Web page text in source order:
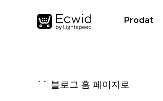
Prodat
`` 블로그 홈 페이지로